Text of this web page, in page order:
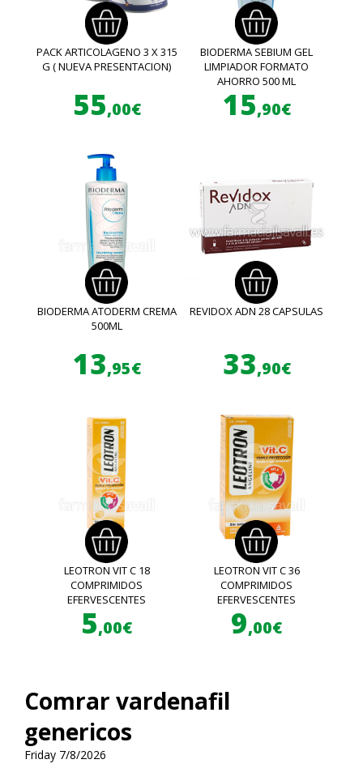
PACK ARTICOLAGENO 3 X 315
G ( NUEVA PRESENTACION)
55,00€
BIODERMA SEBIUM GEL
LIMPIADOR FORMATO
AHORRO 500 ML
15,90€
BIODERMA ATODERM CREMA
500ML
13,95€
REVIDOX ADN 28 CAPSULAS
33,90€
LEOTRON VIT C 18
COMPRIMIDOS
EFERVESCENTES
5,00€
LEOTRON VIT C 36
COMPRIMIDOS
EFERVESCENTES
9,00€
Comrar vardenafil
genericos
Friday 7/8/2026